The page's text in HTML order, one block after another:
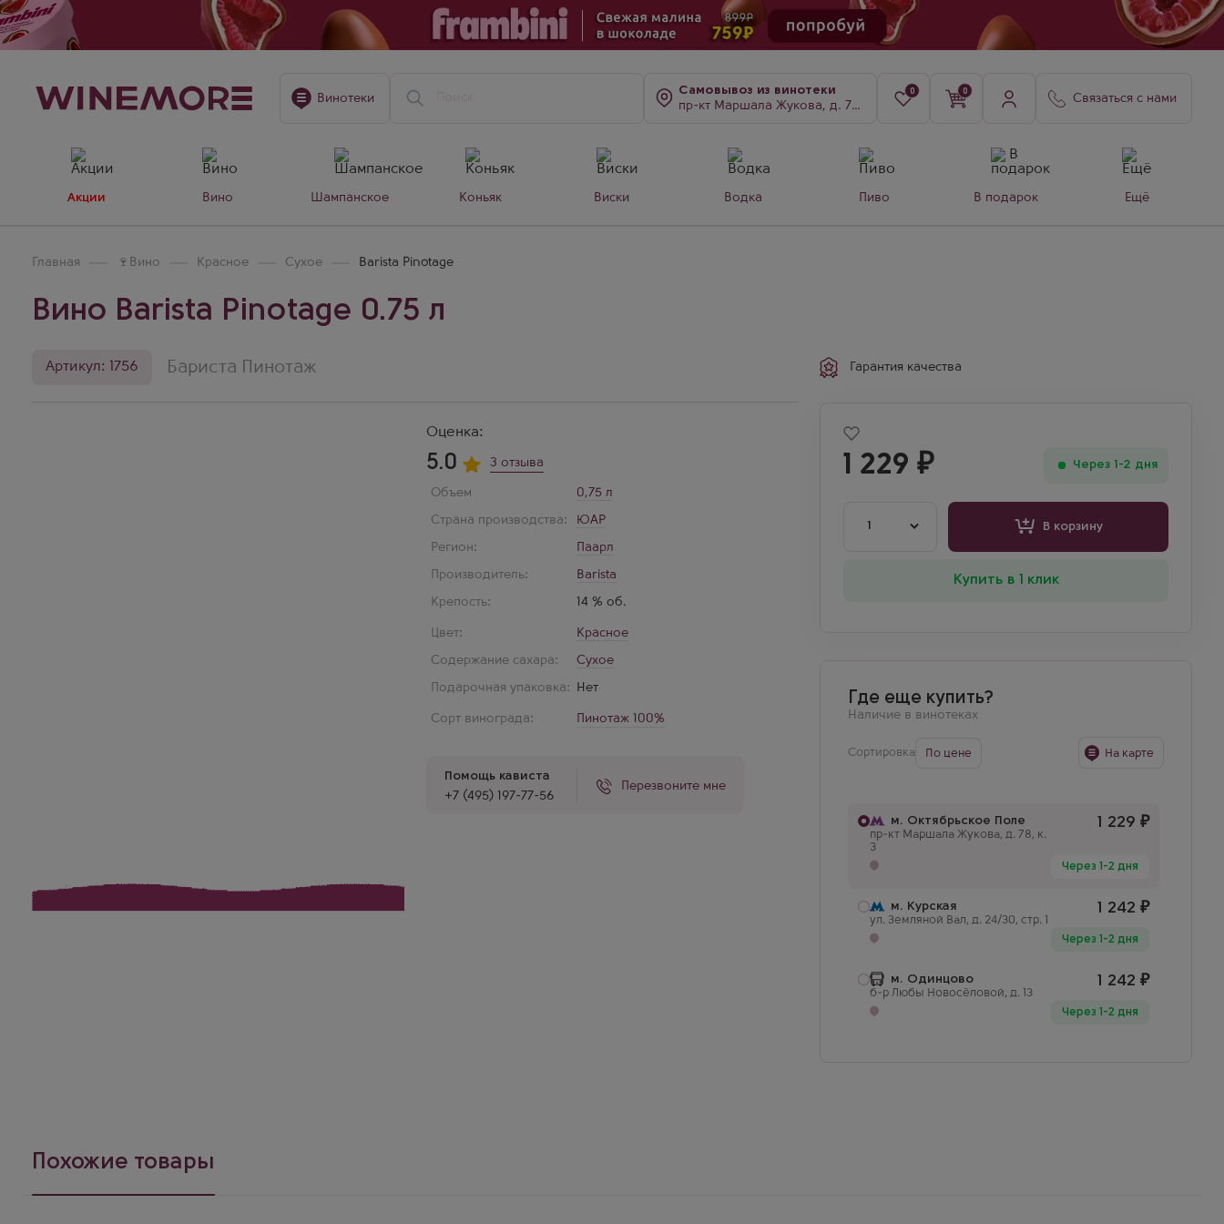
Винотеки
Самовывоз из винотеки
пр-кт Маршала Жукова, д. 78, к. 3
0 0
Связаться с нами
Акции Вино Шампанское Коньяк Виски Водка Пиво В подарок Ещё
Главная 🍷 Вино Красное Сухое Barista Pinotage
Вино Barista Pinotage 0.75 л
Артикул: 1756 Бариста Пинотаж Гарантия качества
Оценка:
5.0 3 отзыва
Объем
0,75 л
Страна производства:
ЮАР
Регион:
Паарл
Производитель:
Barista
Крепость:
14 % об.
Цвет:
Красное
Содержание сахара:
Сухое
Подарочная упаковка: Нет
Сорт винограда: Пинотаж 100%
Помощь кависта
+7 (495) 197-77-56
Перезвоните мне
1 229₽ Через 1-2 дня
1 В корзину
Купить в 1 клик
Где еще купить?
Наличие в винотеках
Сортировка По цене На карте
м. Октябрьское Поле
пр-кт Маршала Жукова, д. 78, к.
3
1 229 ₽
Через 1-2 дня
м. Курская
ул. Земляной Вал, д. 24/30, стр. 1
1 242 ₽
Через 1-2 дня
м. Одинцово
б-р Любы Новосёловой, д. 13
1 242 ₽
Через 1-2 дня
Похожие товары